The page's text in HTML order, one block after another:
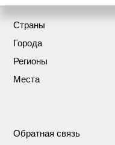
Страны
Города
Регионы
Места
Обратная связь